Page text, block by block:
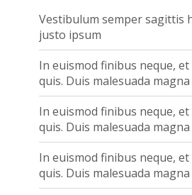
Vestibulum semper sagittis
justo ipsum
In euismod finibus neque,
quis. Duis malesuada magna
In euismod finibus neque,
quis. Duis malesuada magna
In euismod finibus neque,
quis. Duis malesuada magna